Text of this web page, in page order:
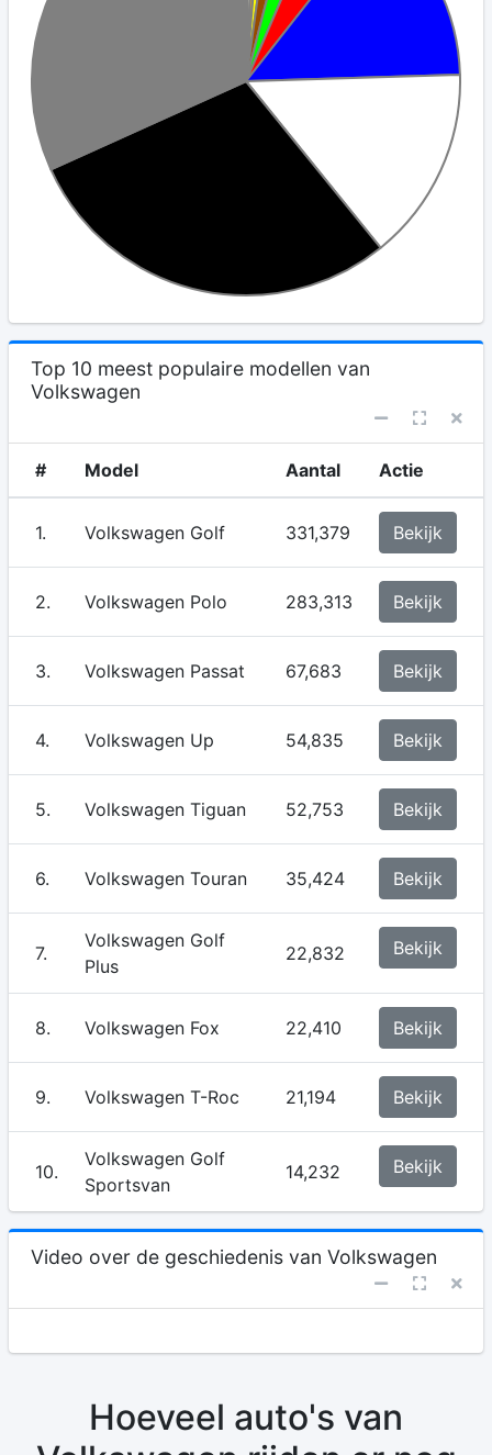
Top 10 meest populaire modellen van
Volkswagen
# Model Aantal Actie
1. Volkswagen Golf 331,379 Bekijk
2. Volkswagen Polo 283,313 Bekijk
3. Volkswagen Passat 67,683 Bekijk
4. Volkswagen Up 54,835 Bekijk
5. Volkswagen Tiguan 52,753 Bekijk
6. Volkswagen Touran 35,424 Bekijk
7.
Volkswagen Golf
Plus
22,832 Bekijk
8. Volkswagen Fox 22,410 Bekijk
9. Volkswagen T-Roc 21,194 Bekijk
10.
Volkswagen Golf
Sportsvan
14,232 Bekijk
Video over de geschiedenis van Volkswagen
Hoeveel auto's van